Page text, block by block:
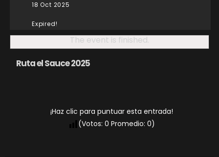
18 Oct 2025
Expired!
The event is finished.
Ruta el Sauce 2025
¡Haz clic para puntuar esta entrada!
(Votos: 0 Promedio: 0)